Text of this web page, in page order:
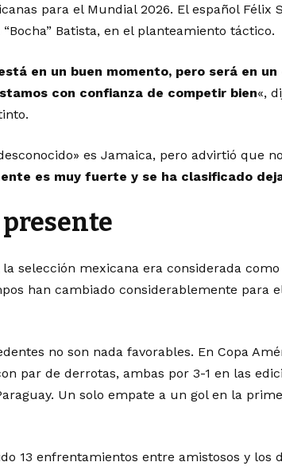
para el Mundial 2026. El español Félix
Batista, en el planteamiento táctico.
en un buen momento, pero será en
con confianza de competir bien«,
es Jamaica, pero advirtió que
es muy fuerte y se ha clasificado
selección mexicana era considerada como
han cambiado considerablemente para
no son nada favorables. En Copa
par de derrotas, ambas por 3-1 en las
Un solo empate a un gol en la
13 enfrentamientos entre amistosos y los